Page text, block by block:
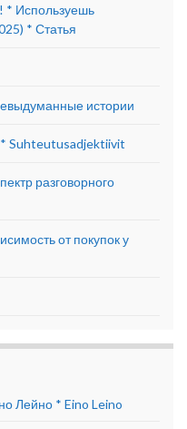
* Используешь
* Статья
истории
Suhteutusadjektiivit
разговорного
от покупок у
Лейно * Eino Leino